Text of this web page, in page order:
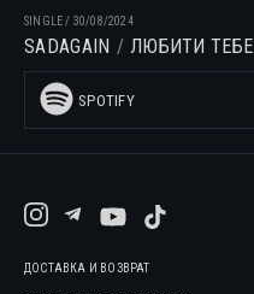
SINGLE/ 30/08/2024
SADAGAIN ЛЮБИТИ ТЕБЕ
SPOTIFY
ДОСТАВКА И ВОЗВРАТ